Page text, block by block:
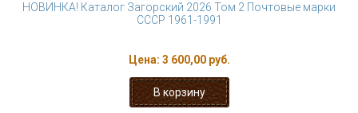
НОВИНКА! Каталог Загорский 2026 Том 2 Почтовые марки
СССР 1961-1991
Цена: 3 600,00 руб.